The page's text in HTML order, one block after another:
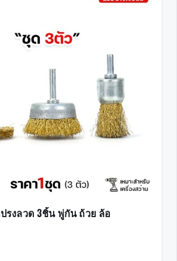
ปรงลวด 3ชิ้น พู่กัน ถ้วย ล้อ